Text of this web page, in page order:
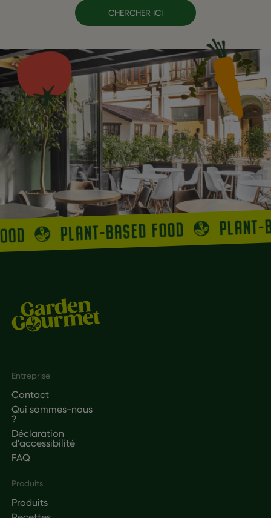
CHERCHER ICI
PLANT-BASED FOOD
Footer
Entreprise
Contact
Qui sommes-nous
?
Déclaration
d'accessibilité
FAQ
Produits
Produits